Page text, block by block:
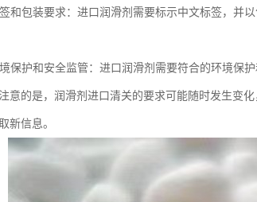
和包装要求：进口润滑剂需要标示中文标签，并
保护和安全监管：进口润滑剂需要符合的环境保
意的是，润滑剂进口清关的要求可能随时发生变
新信息。